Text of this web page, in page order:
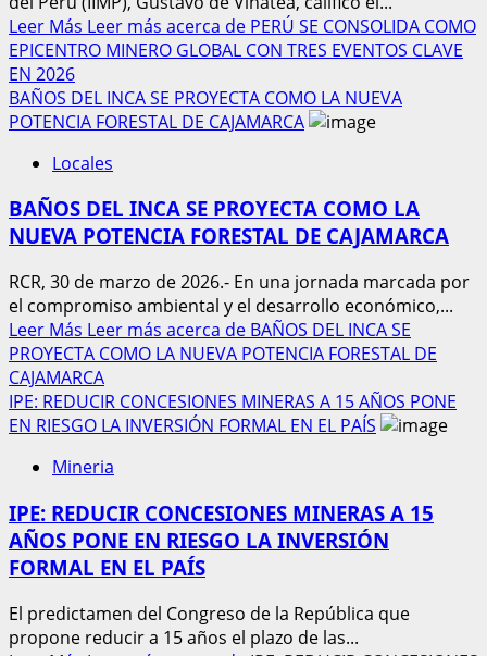
Leer Más Leer más acerca de PERÚ SE CONSOLIDA COMO
EPICENTRO MINERO GLOBAL CON TRES EVENTOS CLAVE
EN 2026
BAÑOS DEL INCA SE PROYECTA COMO LA NUEVA
POTENCIA FORESTAL DE CAJAMARCA
Locales
BAÑOS DEL INCA SE PROYECTA COMO LA
NUEVA POTENCIA FORESTAL DE CAJAMARCA
RCR, 30 de marzo de 2026.- En una jornada marcada por
el compromiso ambiental y el desarrollo económico,...
Leer Más Leer más acerca de BAÑOS DEL INCA SE
PROYECTA COMO LA NUEVA POTENCIA FORESTAL DE
CAJAMARCA
IPE: REDUCIR CONCESIONES MINERAS A 15 AÑOS PONE
EN RIESGO LA INVERSIÓN FORMAL EN EL PAÍS
Mineria
IPE: REDUCIR CONCESIONES MINERAS A 15
AÑOS PONE EN RIESGO LA INVERSIÓN
FORMAL EN EL PAÍS
El predictamen del Congreso de la República que
propone reducir a 15 años el plazo de las...